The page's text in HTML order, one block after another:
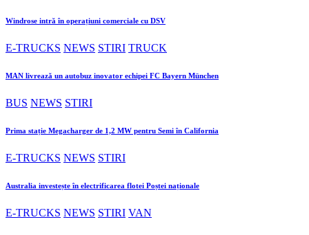
Windrose intră în operațiuni comerciale cu DSV
E-TRUCKS NEWS STIRI TRUCK
MAN livrează un autobuz inovator echipei FC Bayern München
BUS NEWS STIRI
Prima stație Megacharger de 1,2 MW pentru Semi în California
E-TRUCKS NEWS STIRI
Australia investește în electrificarea flotei Poștei naționale
E-TRUCKS NEWS STIRI VAN